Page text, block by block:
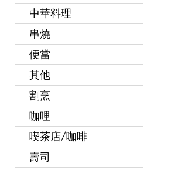
中華料理
串燒
便當
其他
割烹
咖哩
喫茶店/咖啡
壽司